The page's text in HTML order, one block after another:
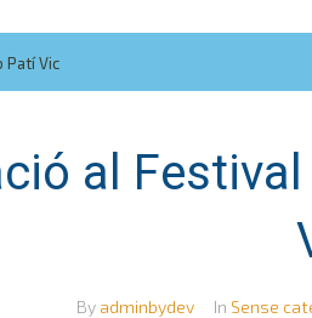
Patí Vic
al
By adminbydev In Sense